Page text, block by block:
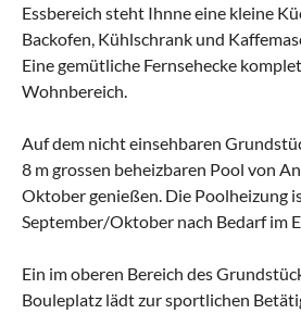
Essbereich steht Ihnne eine kleine
Backofen, Kühlschrank und
Eine gemütliche Fernsehecke
Wohnbereich.
Auf dem nicht einsehbaren
8 m grossen beheizbaren Pool von
Oktober genießen. Die Poolheizung
September/Oktober nach Bedarf im
Ein im oberen Bereich des
Bouleplatz lädt zur sportlichen